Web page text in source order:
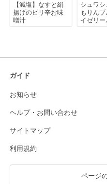
【減塩】なすと絹
揚げのピリ辛お味
噌汁
シュワ
もりん
イゼリー
ガイド
お知らせ
ヘルプ・お問い合わせ
サイトマップ
利用規約
ページ